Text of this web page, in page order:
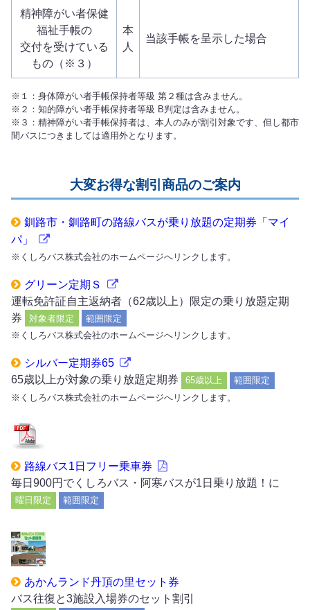
精神障がい者保健
福祉手帳の
交付を受けている
もの（※３）
本
人
当該手帳を呈示した場合
※１：身体障がい者手帳保持者等級 第２種は含みません。
※２：知的障がい者手帳保持者等級 B判定は含みません。
※３：精神障がい者手帳保持者は、本人のみが割引対象です、但し都市
間バスにつきましては適用外となります。
大変お得な割引商品のご案内
釧路市・釧路町の路線バスが乗り放題の定期券「マイ
パ」
※くしろバス株式会社のホームページへリンクします。
グリーン定期Ｓ
運転免許証自主返納者（62歳以上）限定の乗り放題定期
券
対象者限定
範囲限定
※くしろバス株式会社のホームページへリンクします。
シルバー定期券65
65歳以上が対象の乗り放題定期券
65歳以上
範囲限定
※くしろバス株式会社のホームページへリンクします。
路線バス1日フリー乗車券
毎日900円でくしろバス・阿寒バスが1日乗り放題！に
曜日限定 範囲限定
あかんランド丹頂の里セット券
バス往復と3施設入場券のセット割引